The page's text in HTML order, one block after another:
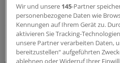
Es sei aber oft auch Zufall, wie
entwickelt – und "Sie
etwas für Sie tut und zu dem
Am Ende gelte immer noch:
Wir und unsere 145-Partner
personenbezogene Daten wie
Kennungen auf Ihrem Gerät zu.
aktivieren Sie Tracking-
unsere Partner verarbeiten Daten,
bereitzustellen“ aufgeführten